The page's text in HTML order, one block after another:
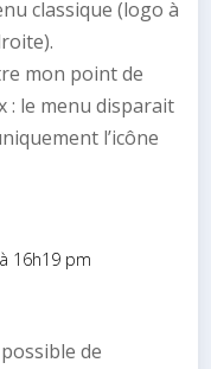
classique (logo à
mon point de
: le menu disparait
l’icône
16h19 pm
de